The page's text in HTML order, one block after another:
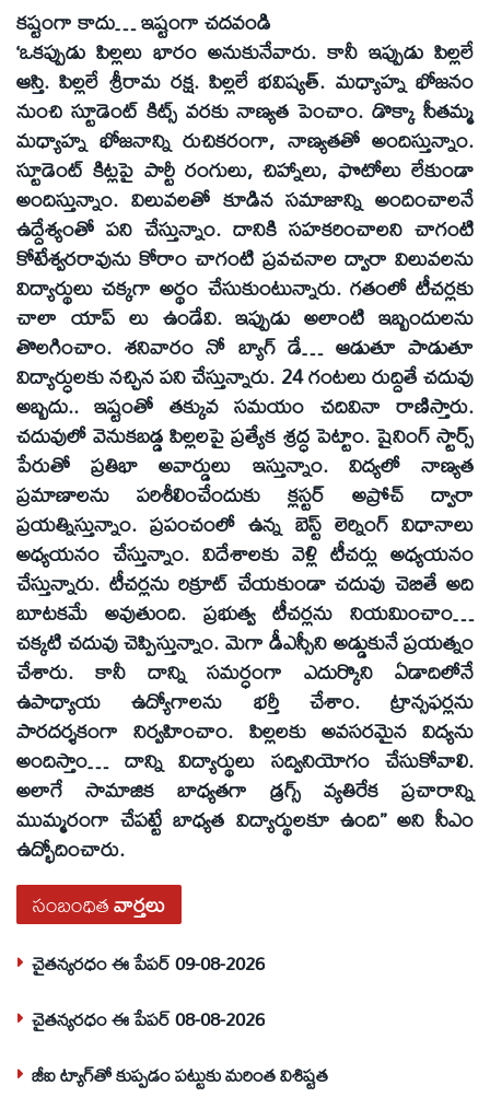
కష్టంగా కాదు… ఇష్టంగా చదవండి
‘ఒకప్పుడు పిల్లలు భారం అనుకునేవారు. కానీ ఇప్పుడు పిల్లలే
ఆస్తి. పిల్లలే శ్రీరామ రక్ష. పిల్లలే భవిష్యత్‌. మధ్యాహ్న భోజనం
నుంచి స్టూడెంట్‌ కిట్స్‌ వరకు నాణ్యత పెంచాం. డొక్కా సీతమ్మ
మధ్యాహ్న భోజనాన్ని రుచికరంగా, నాణ్యతతో అందిస్తున్నాం.
స్టూడెంట్‌ కిట్లపై పార్టీ రంగులు, చిహ్నాలు, ఫొటోలు లేకుండా
అందిస్తున్నాం. విలువలతో కూడిన సమాజాన్ని అందించాలనే
ఉద్దేశ్యంతో పని చేస్తున్నాం. దానికి సహకరించాలని చాగంటి
కోటేశ్వరరావును కోరాం చాగంటి ప్రవచనాల ద్వారా విలువలను
విద్యార్థులు చక్కగా అర్థం చేసుకుంటున్నారు. గతంలో టీచర్లకు
చాలా యాప్‌ లు ఉండేవి. ఇప్పుడు అలాంటి ఇబ్బందులను
తొలగించాం. శనివారం నో బ్యాగ్‌ డే… ఆడుతూ పాడుతూ
విద్యార్ధులకు నచ్చిన పని చేస్తున్నారు. 24 గంటలు రుద్దితే చదువు
అబ్బదు.. ఇష్టంతో తక్కువ సమయం చదివినా రాణిస్తారు.
చదువులో వెనుకబడ్డ పిల్లలపై ప్రత్యేక శ్రద్ధ పెట్టాం. షైనింగ్‌ స్టార్స్‌
పేరుతో ప్రతిభా అవార్డులు ఇస్తున్నాం. విద్యలో నాణ్యత
ప్రమాణాలను పరిశీలించేందుకు క్లస్టర్‌ అప్రోచ్‌ ద్వారా
ప్రయత్నిస్తున్నాం. ప్రపంచంలో ఉన్న బెస్ట్‌ లెర్నింగ్‌ విధానాలు
అధ్యయనం చేస్తున్నాం. విదేశాలకు వెళ్లి టీచర్లు అధ్యయనం
చేస్తున్నారు. టీచర్లను రిక్రూట్‌ చేయకుండా చదువు చెబితే అది
బూటకమే అవుతుంది. ప్రభుత్వ టీచర్లను నియమించాం…
చక్కటి చదువు చెప్పిస్తున్నాం. మెగా డీఎస్సీని అడ్డుకునే ప్రయత్నం
చేశారు. కానీ దాన్ని సమర్ధంగా ఎదుర్కొని ఏడాదిలోనే
ఉపాధ్యాయ ఉద్యోగాలను భర్తీ చేశాం. ట్రాన్సఫర్లను
పారదర్శకంగా నిర్వహించాం. పిల్లలకు అవసరమైన విద్యను
అందిస్తాం… దాన్ని విద్యార్థులు సద్వినియోగం చేసుకోవాలి.
అలాగే సామాజిక బాధ్యతగా డ్రగ్స్‌ వ్యతిరేక ప్రచారాన్ని
ముమ్మరంగా చేపట్టే బాధ్యత విద్యార్థులకూ ఉంది’’ అని సీఎం
ఉద్భోదించారు.
సంబంధితవార్తలు
చైతన్యరధం ఈ పేపర్ 09-08-2026
చైతన్యరధం ఈ పేపర్ 08-08-2026
జీఐ ట్యాగ్‌తో కుప్పడం పట్టుకు మరింత విశిష్టత